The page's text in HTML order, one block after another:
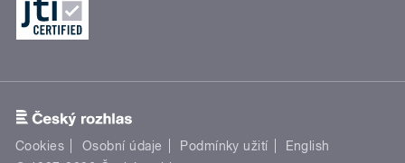
Cookies Osobní údaje Podmínky užití
English